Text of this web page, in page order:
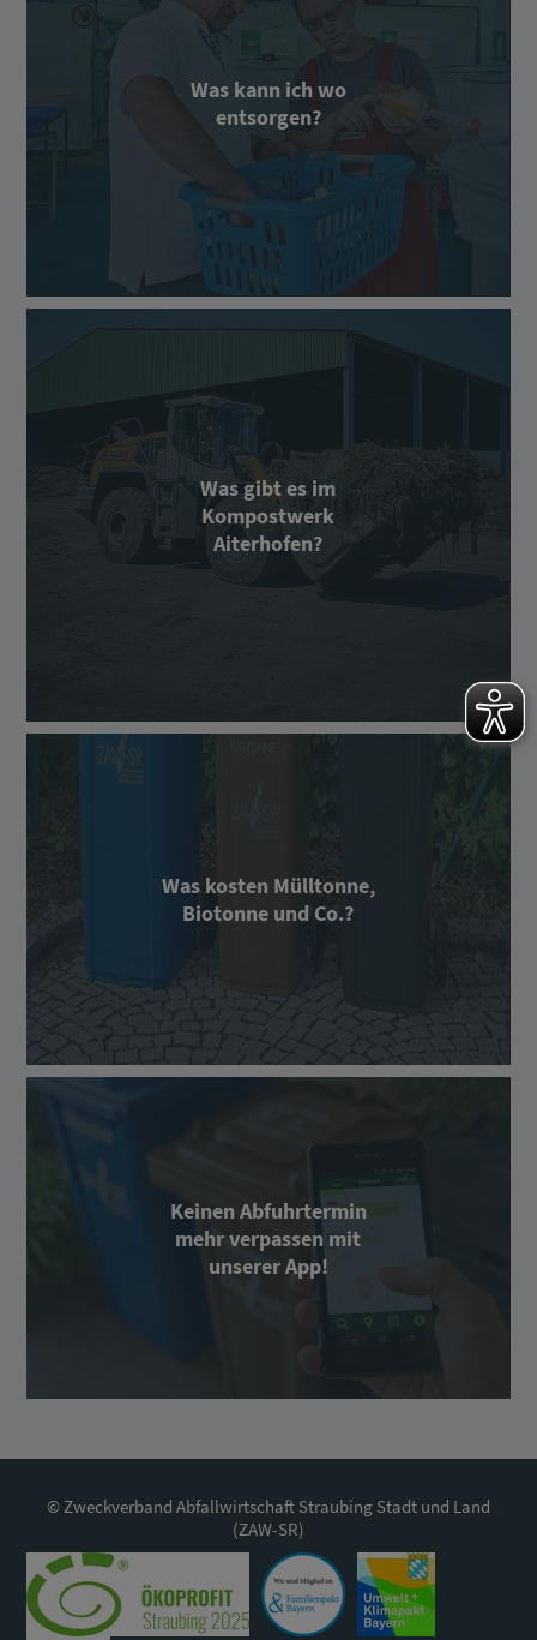
Was kann ich wo
entsorgen?
Was gibt es im
Kompostwerk
Aiterhofen?
Was kosten Mülltonne,
Biotonne und Co.?
Keinen Abfuhrtermin
mehr verpassen mit
unserer App!
© Zweckverband Abfallwirtschaft Straubing Stadt und Land
(ZAW-SR)